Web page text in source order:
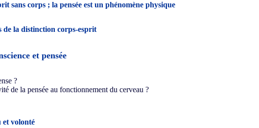
sans corps ; la pensée est un phénomène physique
de la distinction corps-esprit
et pensée
?
de la pensée au fonctionnement du cerveau ?
et volonté